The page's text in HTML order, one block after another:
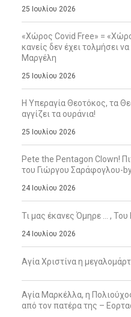
25 Ιουλίου 2026
«Χώρος Covid Free» =
κανείς δεν έχει τολμήσει
Μαργέλη
25 Ιουλίου 2026
Η Υπεραγία Θεοτόκος, τα
αγγίζει τα ουράνια!
25 Ιουλίου 2026
Pete the Pentagon Clown!
του Γιώργου Σαράφογλου-
24 Ιουλίου 2026
Τι μας έκανες Όμηρε … , Του
24 Ιουλίου 2026
Αγία Χριστίνα η
Αγία Μαρκέλλα, η
από τον πατέρα της –